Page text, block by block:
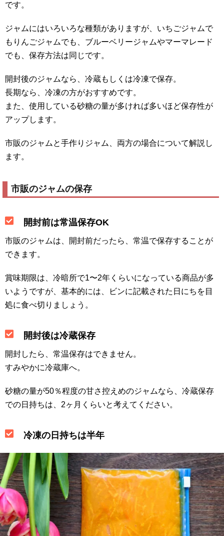
です。
ジャムにはいろいろな種類がありますが、いちごジャムで
もりんごジャムでも、ブルーベリージャムやマーマレード
でも、保存方法は同じです。
開封後のジャムなら、冷蔵もしくは冷凍で保存。
長期なら、冷凍の方がおすすめです。
また、使用している砂糖の量が多ければ多いほど保存性が
アップします。
市販のジャムと手作りジャム、両方の場合について解説し
ます。
市販のジャムの保存
開封前は常温保存OK
市販のジャムは、開封前だったら、常温で保存することが
できます。
賞味期限は、冷暗所で1〜2年くらいになっている商品が多
いようですが、基本的には、ビンに記載された日にちを目
処に食べ切りましょう。
開封後は冷蔵保存
開封したら、常温保存はできません。
すみやかに冷蔵庫へ。
砂糖の量が50％程度の甘さ控えめのジャムなら、冷蔵保存
での日持ちは、2ヶ月くらいと考えてください。
冷凍の日持ちは半年